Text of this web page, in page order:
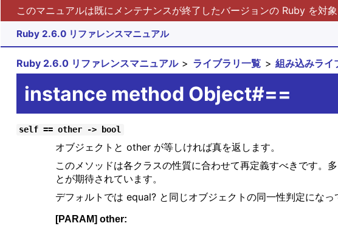
このマニュアルは既にメンテナンスが終了したバージョンの Ruby を対
Ruby 2.6.0 リファレンスマニュアル
Ruby 2.6.0 リファレンスマニュアル ライブラリ一覧 組み込みライ
instance method Object#==
self == other -> bool
オブジェクトと other が等しければ真を返します。
このメソッドは各クラスの性質に合わせて再定義すべきです。
とが期待されています。
デフォルトでは equal? と同じオブジェクトの同一性判定になっ
[PARAM] other: